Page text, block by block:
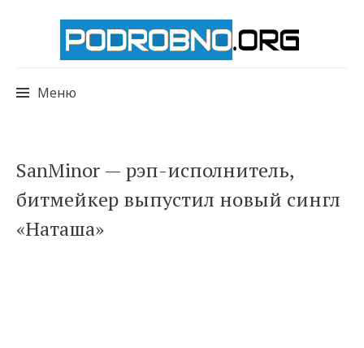
Меню
к
содержимому
SanMinor — рэп-исполнитель,
битмейкер выпустил новый сингл
«Наташа»